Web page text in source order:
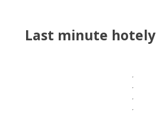
Last minute hotely